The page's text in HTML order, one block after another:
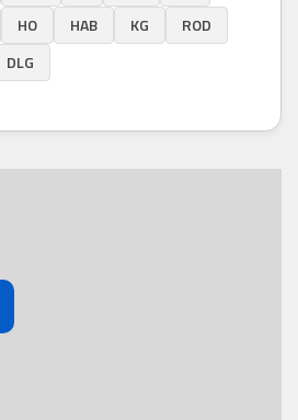
HO HAB KG
ROD
DLG